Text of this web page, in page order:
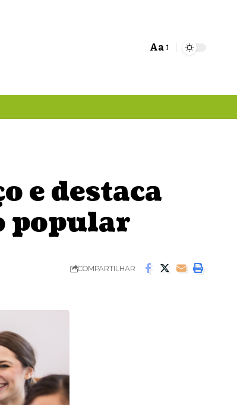
Aa
e destaca
popular
COMPARTILHAR